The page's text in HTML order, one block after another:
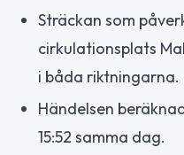
Sträckan som
cirkulationsplats
i båda riktningarna.
Händelsen
15:52 samma dag.